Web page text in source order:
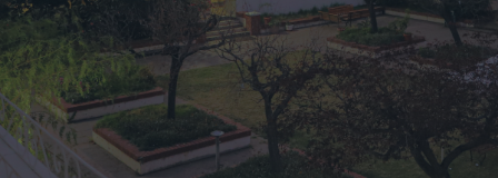
Dirección de Desarrollo Estudiantil
Becas y Beneficios
Estudiantes